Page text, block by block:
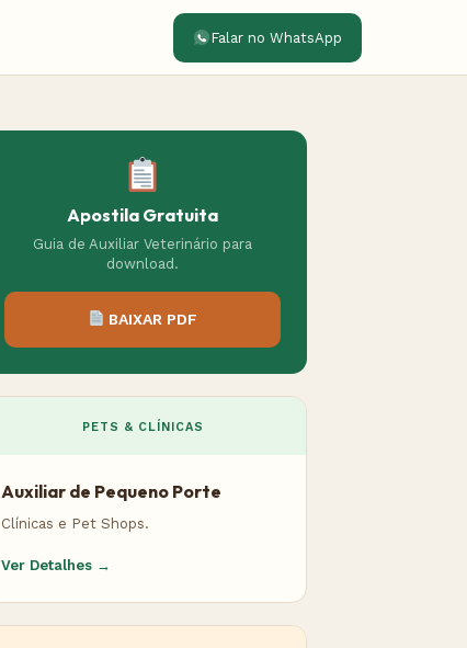
Falar no WhatsApp
Apostila Gratuita
Guia de Auxiliar Veterinário para
download.
BAIXAR PDF
PETS & CLÍNICAS
Auxiliar de Pequeno Porte
Clínicas e Pet Shops.
Ver Detalhes →